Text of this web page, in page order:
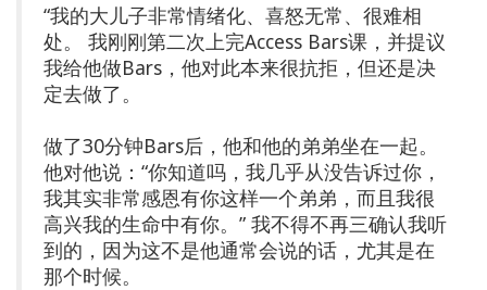
“我的大儿子非常情绪化、喜怒无常、很难相
处。 我刚刚第二次上完Access Bars课，并提议
我给他做Bars，他对此本来很抗拒，但还是决
定去做了。
做了30分钟Bars后，他和他的弟弟坐在一起。
他对他说：“你知道吗，我几乎从没告诉过你，
我其实非常感恩有你这样一个弟弟，而且我很
高兴我的生命中有你。” 我不得不再三确认我听
到的，因为这不是他通常会说的话，尤其是在
那个时候。